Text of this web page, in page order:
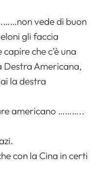
vede di buon
gli faccia
che c’è una
Destra Americana,
la destra
americano ………..
con la Cina in certi